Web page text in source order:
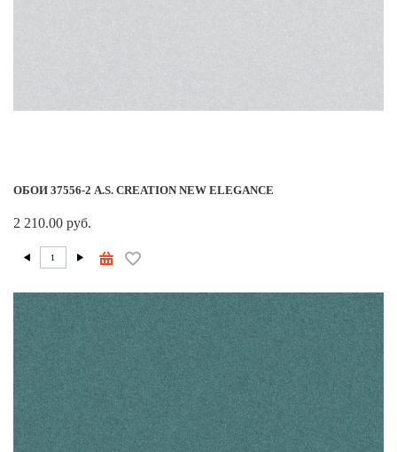
ОБОИ 37556-2 A.S. CREATION NEW ELEGANCE
2 210.00 руб.